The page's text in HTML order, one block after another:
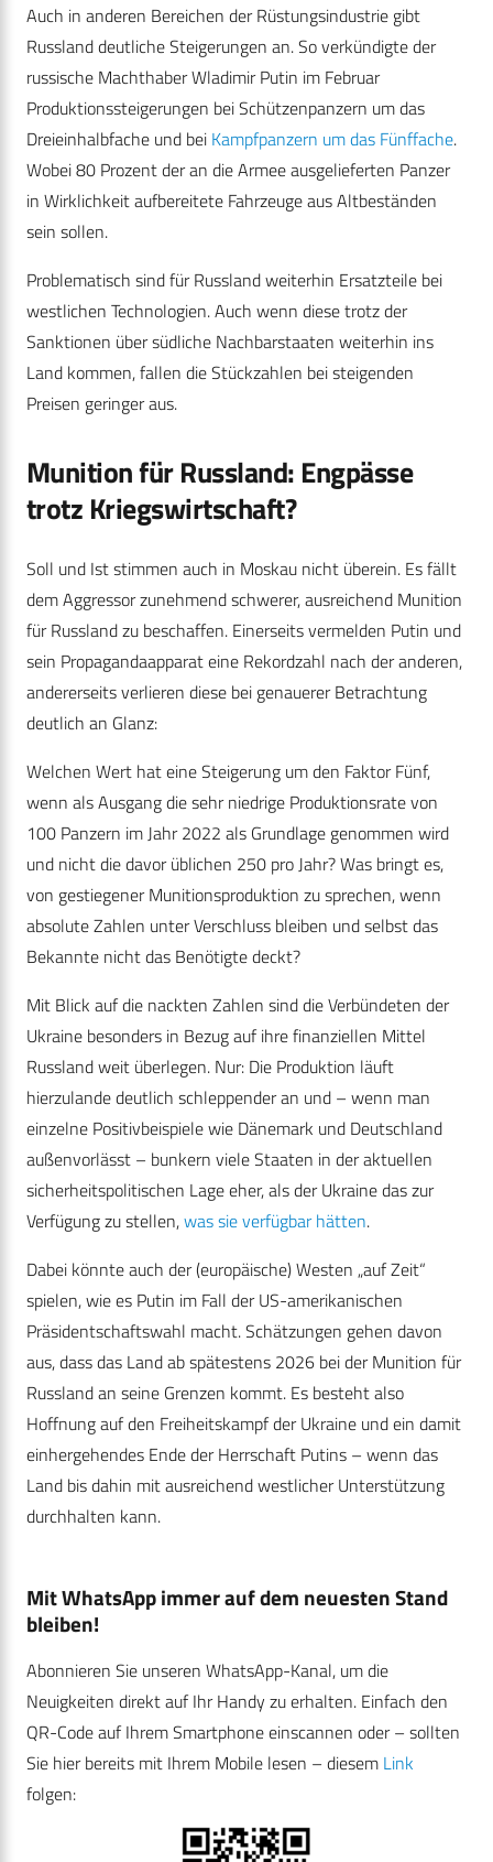
Auch in anderen Bereichen der Rüstungsindustrie gibt
Russland deutliche Steigerungen an. So verkündigte der
russische Machthaber Wladimir Putin im Februar
Produktionssteigerungen bei Schützenpanzern um das
Dreieinhalbfache und bei Kampfpanzern um das Fünffache.
Wobei 80 Prozent der an die Armee ausgelieferten Panzer
in Wirklichkeit aufbereitete Fahrzeuge aus Altbeständen
sein sollen.
Problematisch sind für Russland weiterhin Ersatzteile bei
westlichen Technologien. Auch wenn diese trotz der
Sanktionen über südliche Nachbarstaaten weiterhin ins
Land kommen, fallen die Stückzahlen bei steigenden
Preisen geringer aus.
Munition für Russland: Engpässe
trotz Kriegswirtschaft?
Soll und Ist stimmen auch in Moskau nicht überein. Es fällt
dem Aggressor zunehmend schwerer, ausreichend Munition
für Russland zu beschaffen. Einerseits vermelden Putin und
sein Propagandaapparat eine Rekordzahl nach der anderen,
andererseits verlieren diese bei genauerer Betrachtung
deutlich an Glanz:
Welchen Wert hat eine Steigerung um den Faktor Fünf,
wenn als Ausgang die sehr niedrige Produktionsrate von
100 Panzern im Jahr 2022 als Grundlage genommen wird
und nicht die davor üblichen 250 pro Jahr? Was bringt es,
von gestiegener Munitionsproduktion zu sprechen, wenn
absolute Zahlen unter Verschluss bleiben und selbst das
Bekannte nicht das Benötigte deckt?
Mit Blick auf die nackten Zahlen sind die Verbündeten der
Ukraine besonders in Bezug auf ihre finanziellen Mittel
Russland weit überlegen. Nur: Die Produktion läuft
hierzulande deutlich schleppender an und – wenn man
einzelne Positivbeispiele wie Dänemark und Deutschland
außenvorlässt – bunkern viele Staaten in der aktuellen
sicherheitspolitischen Lage eher, als der Ukraine das zur
Verfügung zu stellen,was sie verfügbar hätten.
Dabei könnte auch der (europäische) Westen „auf Zeit“
spielen, wie es Putin im Fall der US-amerikanischen
Präsidentschaftswahl macht. Schätzungen gehen davon
aus, dass das Land ab spätestens 2026 bei der Munition für
Russland an seine Grenzen kommt. Es besteht also
Hoffnung auf den Freiheitskampf der Ukraine und ein damit
einhergehendes Ende der Herrschaft Putins – wenn das
Land bis dahin mit ausreichend westlicher Unterstützung
durchhalten kann.
Mit WhatsApp immer auf dem neuesten Stand
bleiben!
Abonnieren Sie unseren WhatsApp-Kanal, um die
Neuigkeiten direkt auf Ihr Handy zu erhalten. Einfach den
QR-Code auf Ihrem Smartphone einscannen oder – sollten
Sie hier bereits mit Ihrem Mobile lesen – diesem Link
folgen: